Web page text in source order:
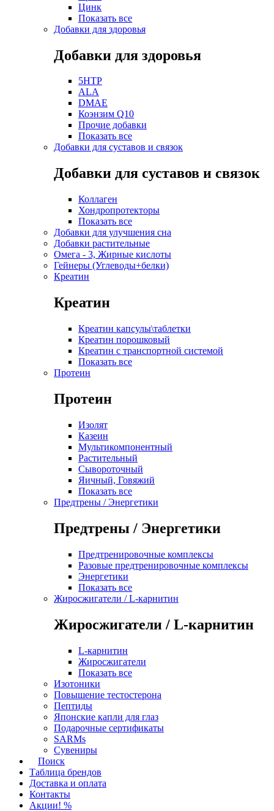
Цинк
Показать все
Добавки для здоровья
Добавки для здоровья
5HTP
ALA
DMAE
Коэнзим Q10
Прочие добавки
Показать все
Добавки для суставов и связок
Добавки для суставов и связок
Коллаген
Хондропротекторы
Показать все
Добавки для улучшения сна
Добавки растительные
Омега - 3, Жирные кислоты
Гейнеры (Углеводы+белки)
Креатин
Креатин
Креатин капсулы\таблетки
Креатин порошковый
Креатин с транспортной системой
Показать все
Протеин
Протеин
Изолят
Казеин
Мультикомпонентный
Растительный
Сывороточный
Яичный, Говяжий
Показать все
Предтрены / Энергетики
Предтрены / Энергетики
Предтренировочные комплексы
Разовые предтренировочные комплексы
Энергетики
Показать все
Жиросжигатели / L-карнитин
Жиросжигатели / L-карнитин
L-карнитин
Жиросжигатели
Показать все
Изотоники
Повышение тестостерона
Пептиды
Японские капли для глаз
Подарочные сертификаты
SARMs
Сувениры
Поиск
Таблица брендов
Доставка и оплата
Контакты
Акции! %